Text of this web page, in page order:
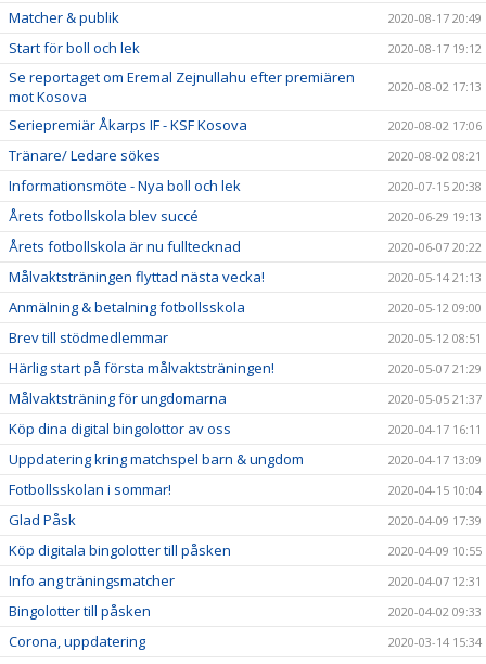
Matcher & publik 2020-08-17 20:49
Start för boll och lek 2020-08-17 19:12
Se reportaget om Eremal Zejnullahu efter premiären
mot Kosova
2020-08-02 17:13
Seriepremiär Åkarps IF - KSF Kosova 2020-08-02 17:06
Tränare/ Ledare sökes 2020-08-02 08:21
Informationsmöte - Nya boll och lek 2020-07-15 20:38
Årets fotbollskola blev succé 2020-06-29 19:13
Årets fotbollskola är nu fulltecknad 2020-06-07 20:22
Målvaktsträningen flyttad nästa vecka! 2020-05-14 21:13
Anmälning & betalning fotbollsskola 2020-05-12 09:00
Brev till stödmedlemmar 2020-05-12 08:51
Härlig start på första målvaktsträningen! 2020-05-07 21:29
Målvaktsträning för ungdomarna 2020-05-05 21:37
Köp dina digital bingolottor av oss 2020-04-17 16:11
Uppdatering kring matchspel barn & ungdom 2020-04-17 13:09
Fotbollsskolan i sommar! 2020-04-15 10:04
Glad Påsk 2020-04-09 17:39
Köp digitala bingolotter till påsken 2020-04-09 10:55
Info ang träningsmatcher 2020-04-07 12:31
Bingolotter till påsken 2020-04-02 09:33
Corona, uppdatering 2020-03-14 15:34